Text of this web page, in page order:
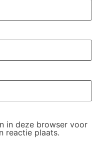
in deze browser voor
reactie plaats.